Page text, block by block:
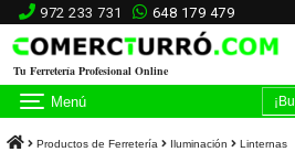
972 233 731 648 179 479
Tu Ferretería Profesional Online
Menú
Productos de Ferretería Iluminación Linternas